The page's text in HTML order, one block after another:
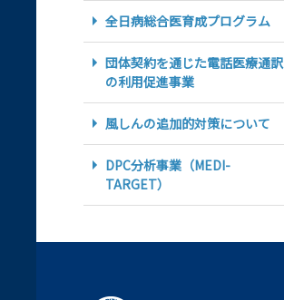
全日病総合医育成プログラム
団体契約を通じた電話医療通訳
の利用促進事業
風しんの追加的対策について
DPC分析事業（MEDI-
TARGET）